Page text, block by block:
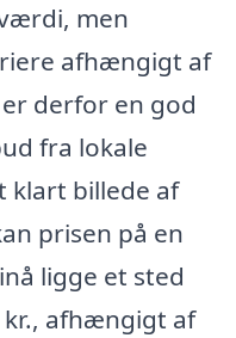
men
afhængigt af
derfor en god
fra lokale
klart billede af
prisen på en
ligge et sted
kr., afhængigt af